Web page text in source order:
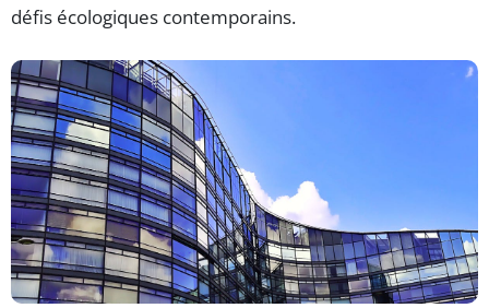
défis écologiques contemporains.